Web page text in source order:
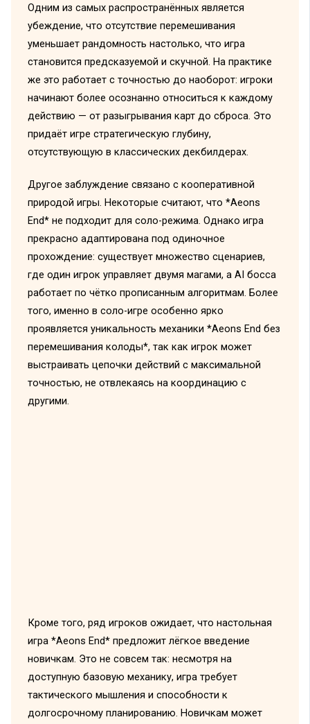
Одним из самых распространённых является
убеждение, что отсутствие перемешивания
уменьшает рандомность настолько, что игра
становится предсказуемой и скучной. На практике
же это работает с точностью до наоборот: игроки
начинают более осознанно относиться к каждому
действию — от разыгрывания карт до сброса. Это
придаёт игре стратегическую глубину,
отсутствующую в классических декбилдерах.
Другое заблуждение связано с кооперативной
природой игры. Некоторые считают, что *Aeons
End* не подходит для соло-режима. Однако игра
прекрасно адаптирована под одиночное
прохождение: существует множество сценариев,
где один игрок управляет двумя магами, а AI босса
работает по чётко прописанным алгоритмам. Более
того, именно в соло-игре особенно ярко
проявляется уникальность механики *Aeons End без
перемешивания колоды*, так как игрок может
выстраивать цепочки действий с максимальной
точностью, не отвлекаясь на координацию с
другими.
Кроме того, ряд игроков ожидает, что настольная
игра *Aeons End* предложит лёгкое введение
новичкам. Это не совсем так: несмотря на
доступную базовую механику, игра требует
тактического мышления и способности к
долгосрочному планированию. Новичкам может